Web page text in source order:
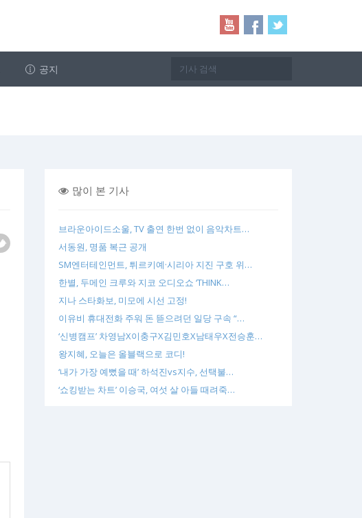
공지
많이 본 기사
브라운아이드소울, TV 출연 한번 없이 음악차트…
서동원, 명품 복근 공개
SM엔터테인먼트, 튀르키예·시리아 지진 구호 위…
한별, 두메인 크루와 지코 오디오쇼 ‘THINK…
지나 스타화보, 미모에 시선 고정!
이유비 휴대전화 주워 돈 뜯으려던 일당 구속 “…
‘신병캠프’ 차영남X이충구X김민호X남태우X전승훈…
왕지혜, 오늘은 올블랙으로 코디!
‘내가 가장 예뻤을 때’ 하석진vs지수, 선택불…
‘쇼킹받는 차트’ 이승국, 여섯 살 아들 때려죽…